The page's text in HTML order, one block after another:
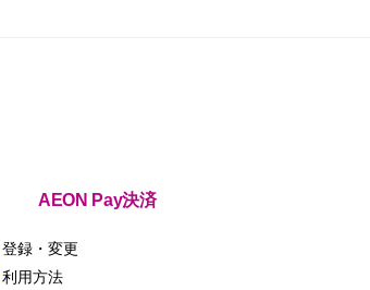
AEON Pay決済
登録・変更
利用方法